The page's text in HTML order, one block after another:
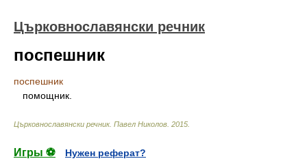
Църковнославянски речник
поспешник
поспешник
помощник.
Църковнославянски речник. Павел Николов 2015
Игры ⚽
Нужен реферат?